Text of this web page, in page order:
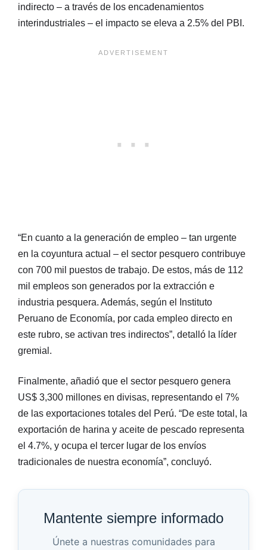
indirecto – a través de los encadenamientos
interindustriales – el impacto se eleva a 2.5% del PBI.
“En cuanto a la generación de empleo – tan urgente
en la coyuntura actual – el sector pesquero contribuye
con 700 mil puestos de trabajo. De estos, más de 112
mil empleos son generados por la extracción e
industria pesquera. Además, según el Instituto
Peruano de Economía, por cada empleo directo en
este rubro, se activan tres indirectos”, detalló la líder
gremial.
Finalmente, añadió que el sector pesquero genera
US$ 3,300 millones en divisas, representando el 7%
de las exportaciones totales del Perú. “De este total, la
exportación de harina y aceite de pescado representa
el 4.7%, y ocupa el tercer lugar de los envíos
tradicionales de nuestra economía”, concluyó.
Mantente siempre informado
Únete a nuestras comunidades para